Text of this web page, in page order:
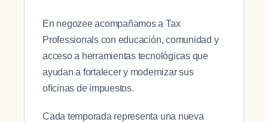
En negozee acompañamos a Tax
Professionals con educación, comunidad y
acceso a herramientas tecnológicas que
ayudan a fortalecer y modernizar sus
oficinas de impuestos.
Cada temporada representa una nueva